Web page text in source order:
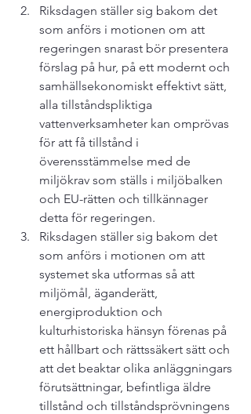
Riksdagen ställer sig bakom det
som anförs i motionen om att
regeringen snarast bör presentera
förslag på hur, på ett modernt och
samhällsekonomiskt effektivt sätt,
alla tillståndspliktiga
vattenverksamheter kan omprövas
för att få tillstånd i
överensstämmelse med de
miljökrav som ställs i miljöbalken
och EU-rätten och tillkännager
detta för regeringen.
Riksdagen ställer sig bakom det
som anförs i motionen om att
systemet ska utformas så att
miljömål, äganderätt,
energiproduktion och
kulturhistoriska hänsyn förenas på
ett hållbart och rättssäkert sätt och
att det beaktar olika anläggningars
förutsättningar, befintliga äldre
tillstånd och tillståndsprövningens